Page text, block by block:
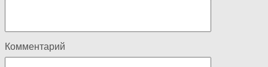
Комментарий